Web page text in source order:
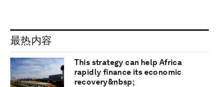
最热内容
This strategy can help Africa
rapidly finance its economic
recovery&nbsp;